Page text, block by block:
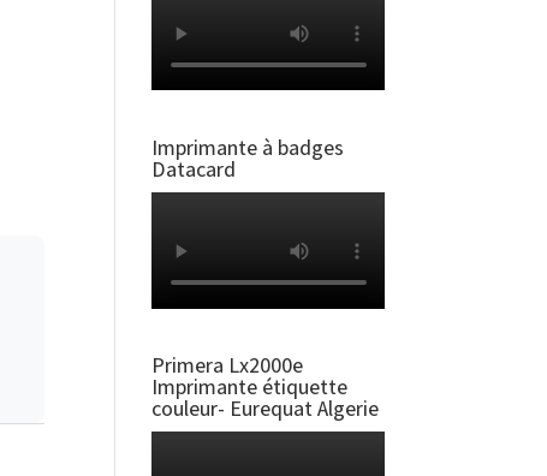
Imprimante à badges
Datacard
Primera Lx2000e
Imprimante étiquette
couleur- Eurequat Algerie